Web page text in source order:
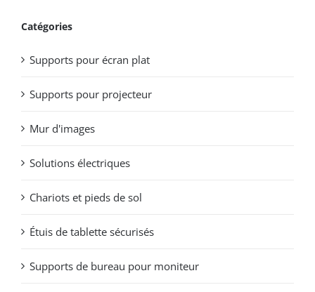
Catégories
Supports pour écran plat
Supports pour projecteur
Mur d'images
Solutions électriques
Chariots et pieds de sol
Étuis de tablette sécurisés
Supports de bureau pour moniteur